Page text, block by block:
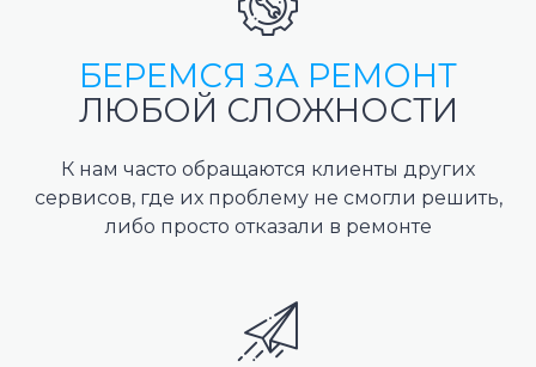
БЕРЕМСЯ ЗА РЕМОНТ
ЛЮБОЙ СЛОЖНОСТИ
К нам часто обращаются клиенты других
сервисов, где их проблему не смогли решить,
либо просто отказали в ремонте